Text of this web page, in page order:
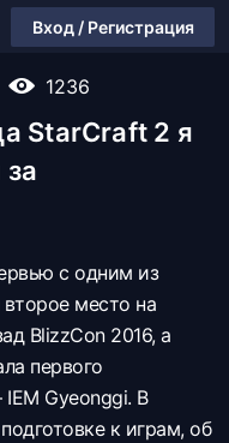
Вход / Регистрация
1236
StarCraft 2 я
с одним из
место на
BlizzCon 2016, а
первого
IEM Gyeonggi. В
к играм, об